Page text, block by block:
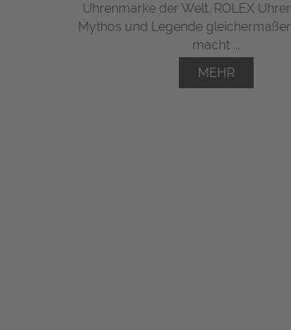
Uhrenmarke der Welt. ROLEX
Mythos und Legende
macht ...
MEHR